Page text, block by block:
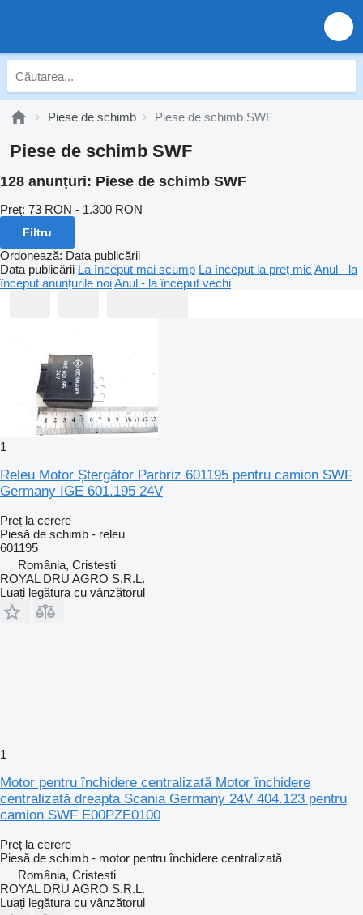
Piese de schimb Piese de schimb SWF
Piese de schimb SWF
128 anunțuri: Piese de schimb SWF
Preţ: 73 RON - 1.300 RON
Filtru
Ordonează: Data publicării
Data publicării La început mai scump La început la preț mic Anul - la
început anunțurile noiAnul - la început vechi
1
Releu Motor Ștergător Parbriz 601195 pentru camion SWF
Germany IGE 601.195 24V
Preț la cerere
Piesă de schimb - releu
601195
România, Cristesti
ROYAL DRU AGRO S.R.L.
Luați legătura cu vânzătorul
1
Motor pentru închidere centralizată Motor închidere
centralizată dreapta Scania Germany 24V 404.123 pentru
camion SWF E00PZE0100
Preț la cerere
Piesă de schimb - motor pentru închidere centralizată
România, Cristesti
ROYAL DRU AGRO S.R.L.
Luați legătura cu vânzătorul